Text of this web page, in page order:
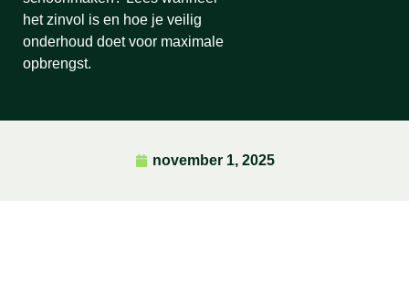
het zinvol is en hoe je veilig
onderhoud doet voor maximale
opbrengst.
november 1, 2025